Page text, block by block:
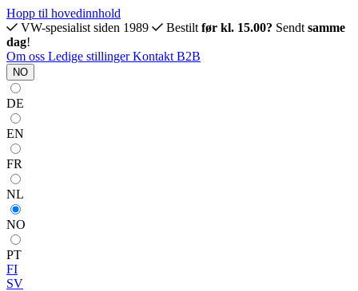
Hopp til hovedinnhold
VW-spesialist siden 1989
Bestilt før kl. 15.00? Sendt samme
dag!
Om oss Ledige stillingerKontakt B2B
NO
DE
EN
FR
NL
NO
PT
FI
SV